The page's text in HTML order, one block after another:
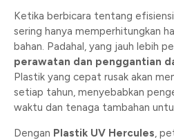
Ketika berbicara tentang
sering hanya memperhitungkan
bahan. Padahal, yang jauh lebih
perawatan dan penggantian
Plastik yang cepat rusak akan
setiap tahun, menyebabkan
waktu dan tenaga tambahan
Dengan Plastik UV Hercules,